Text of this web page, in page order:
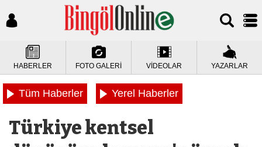
HABERLER FOTO GALERİ VİDEOLAR YAZARLAR
Tüm Haberler Yerel Haberler
Türkiye kentsel